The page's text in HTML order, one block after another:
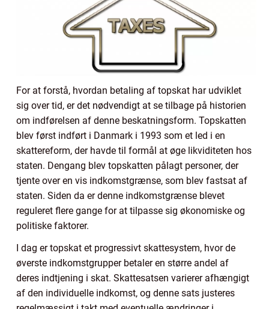
For at forstå, hvordan betaling af topskat har udviklet
sig over tid, er det nødvendigt at se tilbage på historien
om indførelsen af denne beskatningsform. Topskatten
blev først indført i Danmark i 1993 som et led i en
skattereform, der havde til formål at øge likviditeten hos
staten. Dengang blev topskatten pålagt personer, der
tjente over en vis indkomstgrænse, som blev fastsat af
staten. Siden da er denne indkomstgrænse blevet
reguleret flere gange for at tilpasse sig økonomiske og
politiske faktorer.
I dag er topskat et progressivt skattesystem, hvor de
øverste indkomstgrupper betaler en større andel af
deres indtjening i skat. Skattesatsen varierer afhængigt
af den individuelle indkomst, og denne sats justeres